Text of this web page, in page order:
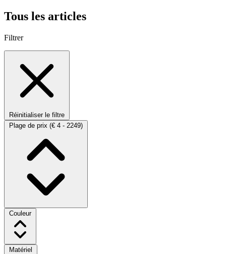
Tous les articles
Filtrer
Réinitialiser le filtre
Plage de prix (€ 4 - 2249)
Couleur
Matériel